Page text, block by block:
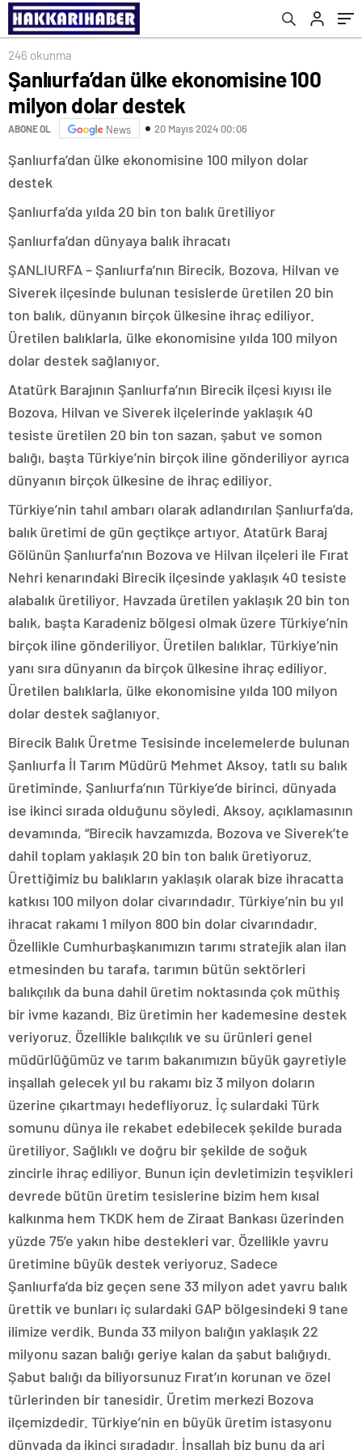
246 okunma
Şanlıurfa’dan ülke ekonomisine 100
milyon dolar destek
ABONE OL News 20 Mayıs 2024 00:06
Şanlıurfa’dan ülke ekonomisine 100 milyon dolar
destek
Şanlıurfa’da yılda 20 bin ton balık üretiliyor
Şanlıurfa’dan dünyaya balık ihracatı
ŞANLIURFA – Şanlıurfa’nın Birecik, Bozova, Hilvan ve
Siverek ilçesinde bulunan tesislerde üretilen 20 bin
ton balık, dünyanın birçok ülkesine ihraç ediliyor.
Üretilen balıklarla, ülke ekonomisine yılda 100 milyon
dolar destek sağlanıyor.
Atatürk Barajının Şanlıurfa’nın Birecik ilçesi kıyısı ile
Bozova, Hilvan ve Siverek ilçelerinde yaklaşık 40
tesiste üretilen 20 bin ton sazan, şabut ve somon
balığı, başta Türkiye’nin birçok iline gönderiliyor ayrıca
dünyanın birçok ülkesine de ihraç ediliyor.
Türkiye’nin tahıl ambarı olarak adlandırılan Şanlıurfa’da,
balık üretimi de gün geçtikçe artıyor. Atatürk Baraj
Gölünün Şanlıurfa’nın Bozova ve Hilvan ilçeleri ile Fırat
Nehri kenarındaki Birecik ilçesinde yaklaşık 40 tesiste
alabalık üretiliyor. Havzada üretilen yaklaşık 20 bin ton
balık, başta Karadeniz bölgesi olmak üzere Türkiye’nin
birçok iline gönderiliyor. Üretilen balıklar, Türkiye’nin
yanı sıra dünyanın da birçok ülkesine ihraç ediliyor.
Üretilen balıklarla, ülke ekonomisine yılda 100 milyon
dolar destek sağlanıyor.
Birecik Balık Üretme Tesisinde incelemelerde bulunan
Şanlıurfa İl Tarım Müdürü Mehmet Aksoy, tatlı su balık
üretiminde, Şanlıurfa’nın Türkiye’de birinci, dünyada
ise ikinci sırada olduğunu söyledi. Aksoy, açıklamasının
devamında, “Birecik havzamızda, Bozova ve Siverek’te
dahil toplam yaklaşık 20 bin ton balık üretiyoruz.
Ürettiğimiz bu balıkların yaklaşık olarak bize ihracatta
katkısı 100 milyon dolar civarındadır. Türkiye’nin bu yıl
ihracat rakamı 1 milyon 800 bin dolar civarındadır.
Özellikle Cumhurbaşkanımızın tarımı stratejik alan ilan
etmesinden bu tarafa, tarımın bütün sektörleri
balıkçılık da buna dahil üretim noktasında çok müthiş
bir ivme kazandı. Biz üretimin her kademesine destek
veriyoruz. Özellikle balıkçılık ve su ürünleri genel
müdürlüğümüz ve tarım bakanımızın büyük gayretiyle
inşallah gelecek yıl bu rakamı biz 3 milyon doların
üzerine çıkartmayı hedefliyoruz. İç sulardaki Türk
somunu dünya ile rekabet edebilecek şekilde burada
üretiliyor. Sağlıklı ve doğru bir şekilde de soğuk
zincirle ihraç ediliyor. Bunun için devletimizin teşvikleri
devrede bütün üretim tesislerine bizim hem kısal
kalkınma hem TKDK hem de Ziraat Bankası üzerinden
yüzde 75’e yakın hibe destekleri var. Özellikle yavru
üretimine büyük destek veriyoruz. Sadece
Şanlıurfa’da biz geçen sene 33 milyon adet yavru balık
ürettik ve bunları iç sulardaki GAP bölgesindeki 9 tane
ilimize verdik. Bunda 33 milyon balığın yaklaşık 22
milyonu sazan balığı geriye kalan da şabut balığıydı.
Şabut balığı da biliyorsunuz Fırat’ın korunan ve özel
türlerinden bir tanesidir. Üretim merkezi Bozova
ilçemizdedir. Türkiye’nin en büyük üretim istasyonu
dünyada da ikinci sıradadır. İnşallah biz bunu da ari